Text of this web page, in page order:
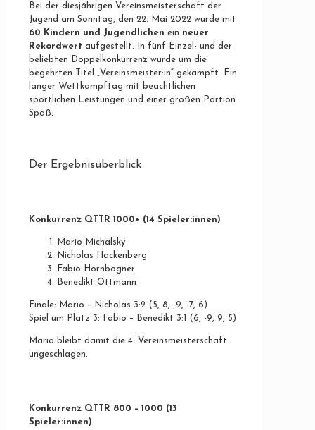
Bei der diesjährigen Vereinsmeisterschaft der
Jugend am Sonntag, den 22. Mai 2022 wurde mit
60 Kindern und Jugendlichen ein neuer
Rekordwert aufgestellt. In fünf Einzel- und der
beliebten Doppelkonkurrenz wurde um die
begehrten Titel „Vereinsmeister:in“ gekämpft. Ein
langer Wettkampftag mit beachtlichen
sportlichen Leistungen und einer großen Portion
Spaß.
Der Ergebnisüberblick
Konkurrenz QTTR 1000+ (14 Spieler:innen)
Mario Michalsky
Nicholas Hackenberg
Fabio Hornbogner
Benedikt Ottmann
Finale: Mario – Nicholas 3:2 (5, 8, -9, -7, 6)
Spiel um Platz 3: Fabio – Benedikt 3:1 (6, -9, 9, 5)
Mario bleibt damit die 4. Vereinsmeisterschaft
ungeschlagen.
Konkurrenz QTTR 800 – 1000 (13
Spieler:innen)